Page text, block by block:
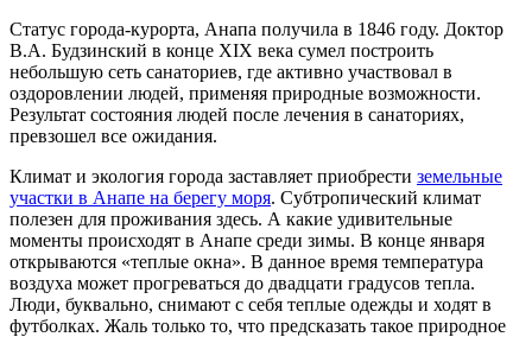
Статус города-курорта, Анапа получила в 1846 году. Доктор
В.А. Будзинский в конце XIX века сумел построить
небольшую сеть санаториев, где активно участвовал в
оздоровлении людей, применяя природные возможности.
Результат состояния людей после лечения в санаториях,
превзошел все ожидания.
Климат и экология города заставляет приобрести земельные
участки в Анапе на берегу моря. Субтропический климат
полезен для проживания здесь. А какие удивительные
моменты происходят в Анапе среди зимы. В конце января
открываются «теплые окна». В данное время температура
воздуха может прогреваться до двадцати градусов тепла.
Люди, буквально, снимают с себя теплые одежды и ходят в
футболках. Жаль только то, что предсказать такое природное